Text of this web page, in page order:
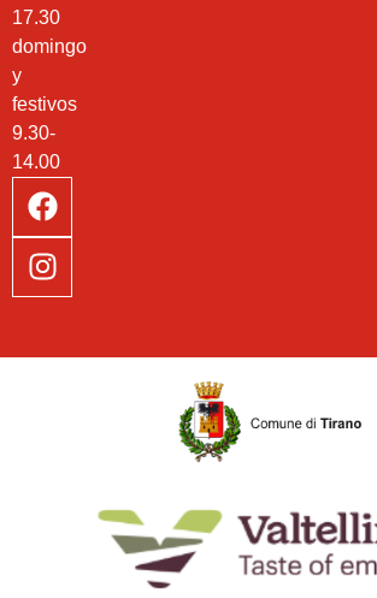
17.30
domingo
y
festivos
9.30-
14.00